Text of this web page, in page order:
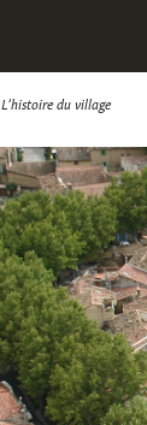
L’histoire du village